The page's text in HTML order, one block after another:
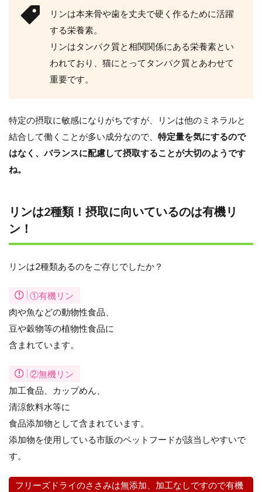
リンは本来骨や歯を丈夫で硬く作るために活躍
する栄養素。
リンはタンパク質と相関関係にある栄養素とい
われており、猫にとってタンパク質とあわせて
重要です。
特定の摂取に敏感になりがちですが、リンは他のミネラルと
結合して働くことが多い成分なので、 特定量を気にするので
はなく、バランスに配慮して摂取することが大切のようです
ね。
リンは2種類！摂取に向いているのは有機リ
ン！
リンは2種類あるのをご存じでしたか？
①有機リン
肉や魚などの動物性食品、
豆や穀物等の植物性食品に
含まれています。
②無機リン
加工食品、カップめん、
清涼飲料水等に
食品添加物として含まれています。
添加物を使用している市販のペットフードが該当しやすいで
す。
フリーズドライのささみは無添加、加工なしですので有機